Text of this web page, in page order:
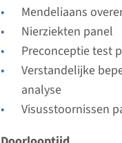
Mendeliaans
Nierziekten panel
Preconceptie test
Verstandelijke
analyse
Visusstoornissen
Radboudumc
IQCB1 - Senior-
Doorlooptijd
Volledige analyse:
Uitvoerend